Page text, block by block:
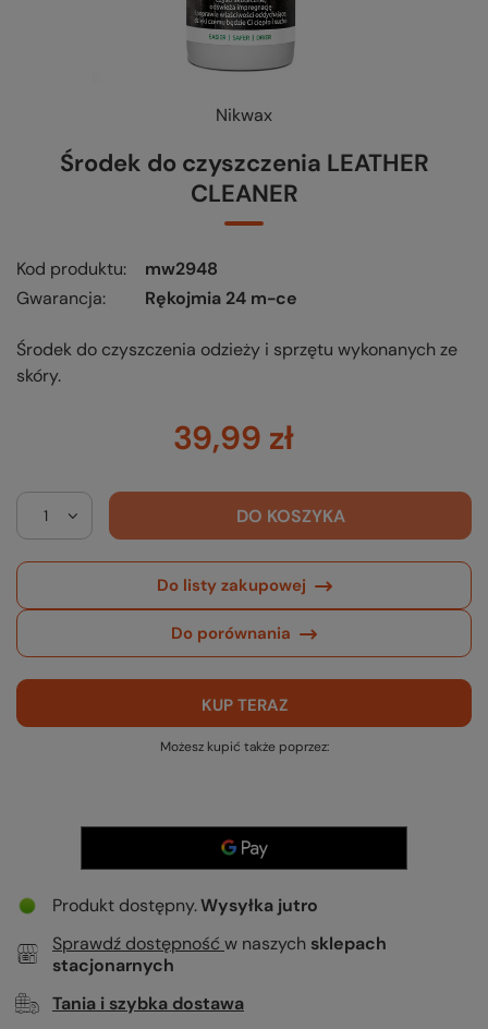
Nikwax
Środek do czyszczenia LEATHER
CLEANER
Kod produktu
mw2948
Gwarancja
Rękojmia 24 m-ce
Środek do czyszczenia odzieży i sprzętu wykonanych ze
skóry.
39,99 zł
DO KOSZYKA
Do listy zakupowej
Do porównania
KUP TERAZ
Możesz kupić także poprzez:
Produkt dostępny Wysyłka jutro
Sprawdź dostępność w naszych sklepach
stacjonarnych
Tania i szybka dostawa